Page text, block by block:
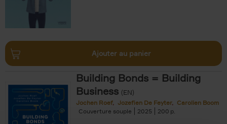
Ajouter au panier
Building Bonds = Building
Business (EN)
Jochen Roef Jozefien De Feyter
Carolien Boom
Couverture souple
2025 200